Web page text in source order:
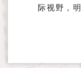
际视野，